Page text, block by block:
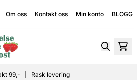
Om oss Kontakt oss Min konto BLOGG
99,- | Rask levering